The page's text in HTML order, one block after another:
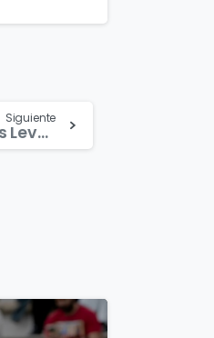
Siguiente
Andaluces Levantaos aplaude la aprobación institucional del 4D pero exige que mantenga su esencia historica y reivindicativa￼
3